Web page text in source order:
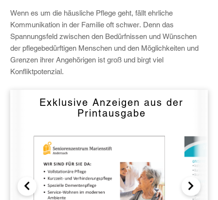
Wenn es um die häusliche Pflege geht, fällt ehrliche
Kommunikation in der Familie oft schwer. Denn das
Spannungsfeld zwischen den Bedürfnissen und Wünschen
der pflegebedürftigen Menschen und den Möglichkeiten und
Grenzen ihrer Angehörigen ist groß und birgt viel
Konfliktpotenzial.
Exklusive Anzeigen aus der
Printausgabe